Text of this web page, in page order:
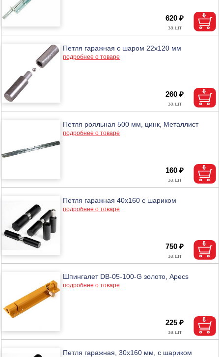
620 ₽
Петля гаражная с шаром 22х120 мм
подробнее о товаре
260 ₽
Петля рояльная 500 мм, цинк, Металлист
подробнее о товаре
160 ₽
Петля гаражная 40х160 с шариком
подробнее о товаре
750 ₽
Шпингалет DB-05-100-G золото, Apecs
подробнее о товаре
225 ₽
Петля гаражная, 30х160 мм, с шариком